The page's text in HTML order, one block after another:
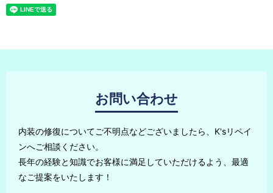
お問い合わせ
内装の修復についてご不明点などございましたら、K'sリペイ
ンへご相談ください。
長年の経験と知識でお客様に満足していただけるよう、最適
なご提案をいたします！